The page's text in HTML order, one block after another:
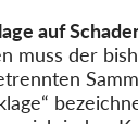
auf
muss der